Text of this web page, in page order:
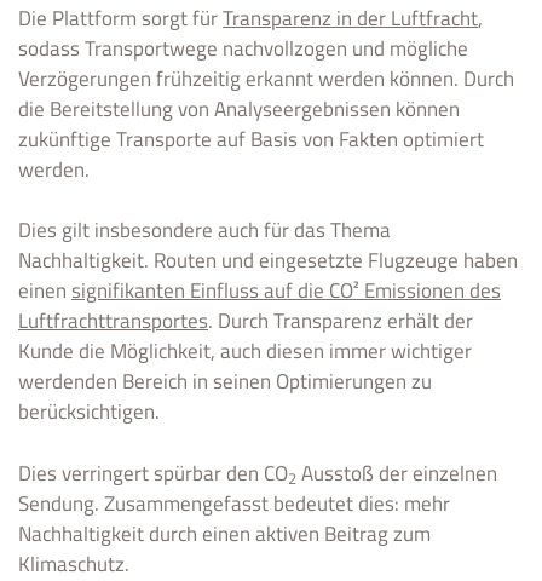
Die Plattform sorgt fürTransparenz in der Luftfracht,
sodass Transportwege nachvollzogen und mögliche
Verzögerungen frühzeitig erkannt werden können. Durch
die Bereitstellung von Analyseergebnissen können
zukünftige Transporte auf Basis von Fakten optimiert
werden.
Dies gilt insbesondere auch für das Thema
Nachhaltigkeit. Routen und eingesetzte Flugzeuge haben
einensignifikanten Einfluss auf die CO² Emissionen des
Luftfrachttransportes. Durch Transparenz erhält der
Kunde die Möglichkeit, auch diesen immer wichtiger
werdenden Bereich in seinen Optimierungen zu
berücksichtigen.
Dies verringert spürbar den CO2 Ausstoß der einzelnen
Sendung. Zusammengefasst bedeutet dies: mehr
Nachhaltigkeit durch einen aktiven Beitrag zum
Klimaschutz.